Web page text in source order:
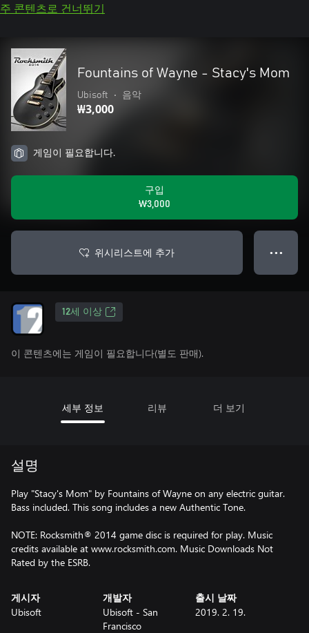
주 콘텐츠로 건너뛰기
Fountains of Wayne - Stacy's Mom
Ubisoft • 음악
₩3,000
게임이 필요합니다.
구입
₩3,000
위시리스트에 추가 ● ● ●
12세 이상
이 콘텐츠에는 게임이 필요합니다(별도 판매).
세부 정보 리뷰 더 보기
설명
Play "Stacy's Mom" by Fountains of Wayne on any electric guitar.
Bass included. This song includes a new Authentic Tone.
NOTE: Rocksmith® 2014 game disc is required for play. Music
credits available at www.rocksmith.com. Music Downloads Not
Rated by the ESRB.
게시자
Ubisoft
개발자
Ubisoft - San
Francisco
출시 날짜
2019. 2. 19.